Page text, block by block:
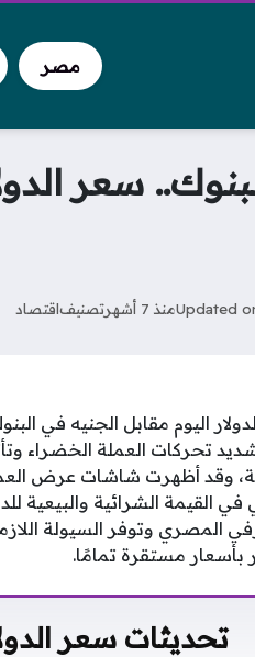
مصر
سعر
Updatedمنذ 7 أشهر تصنيفاقتصاد
اليوم مقابل الجنيه في
تحركات العملة الخضراء
في القيمة الشرائية والبيعية
المصري وتوفر السيولة
بأسعار مستقرة تمامًا.
تحديثات سعر